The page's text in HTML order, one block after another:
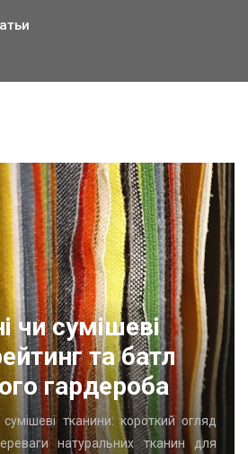
чи сумішеві
та батл
гардероба
сумішеві тканини: короткий огляд
натуральних тканин для